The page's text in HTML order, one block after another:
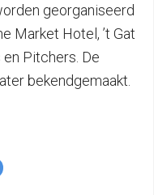
georganiseerd
Market Hotel, ’t Gat
Pitchers. De
bekendgemaakt.